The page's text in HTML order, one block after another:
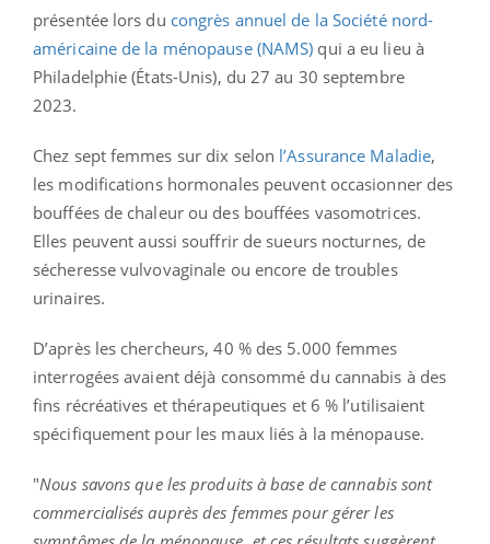
présentée lors du congrès annuel de la Société nord-
américaine de la ménopause (NAMS) qui a eu lieu à
Philadelphie (États-Unis), du 27 au 30 septembre
2023.
Chez sept femmes sur dix selon l’Assurance Maladie,
les modifications hormonales peuvent occasionner des
bouffées de chaleur ou des bouffées vasomotrices.
Elles peuvent aussi souffrir de sueurs nocturnes, de
sécheresse vulvovaginale ou encore de troubles
urinaires.
D’après les chercheurs, 40 % des 5.000 femmes
interrogées avaient déjà consommé du cannabis à des
fins récréatives et thérapeutiques et 6 % l’utilisaient
spécifiquement pour les maux liés à la ménopause.
"Nous savons que les produits à base de cannabis sont
commercialisés auprès des femmes pour gérer les